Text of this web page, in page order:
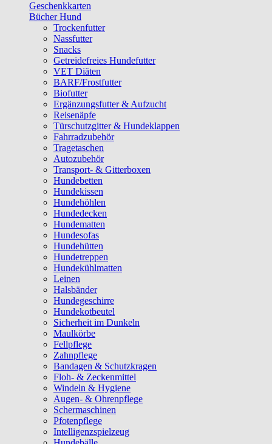
Geschenkkarten
Bücher Hund
Trockenfutter
Nassfutter
Snacks
Getreidefreies Hundefutter
VET Diäten
BARF/Frostfutter
Biofutter
Ergänzungsfutter & Aufzucht
Reisenäpfe
Türschutzgitter & Hundeklappen
Fahrradzubehör
Tragetaschen
Autozubehör
Transport- & Gitterboxen
Hundebetten
Hundekissen
Hundehöhlen
Hundedecken
Hundematten
Hundesofas
Hundehütten
Hundetreppen
Hundekühlmatten
Leinen
Halsbänder
Hundegeschirre
Hundekotbeutel
Sicherheit im Dunkeln
Maulkörbe
Fellpflege
Zahnpflege
Bandagen & Schutzkragen
Floh- & Zeckenmittel
Windeln & Hygiene
Augen- & Ohrenpflege
Schermaschinen
Pfotenpflege
Intelligenzspielzeug